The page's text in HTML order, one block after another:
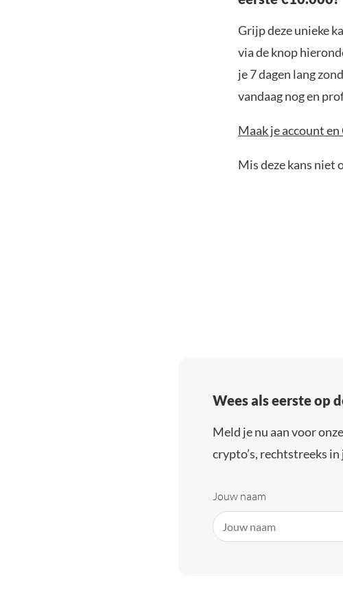
Grijp deze unieke
via de knop
je 7 dagen lang
vandaag nog en
Maak je account
Mis deze kans niet
Wees als eerste op
Meld je nu aan voor
crypto’s, rechtstreeks in
Jouw naam